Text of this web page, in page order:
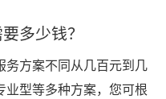
多少钱？
方案不同从几百元到几
型等多种方案，您可根